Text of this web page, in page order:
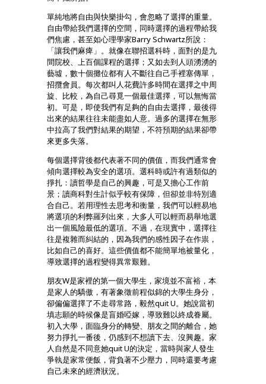
單純地將自由與快樂掛勾，會忽略了選擇的重量。
自由帶給我們選擇的空間，同時選擇的過程帶給我
們焦慮，甚至如心理學家Barry Schwartz所說：
「讓我們麻痺」。就像在聯招選科時，面對的是九
間院校、上百個課程的選擇；又如去到人頭湧湧的
藝墟，數十個攤位都有人不斷往自己手裡塞傳單，
招攬會員。每次都叫人花費許多時間在選擇之中周
旋、比較，為自己尋覓一個最佳選擇，可以無悔當
初。可是，即使我們有足夠的自由去選擇，最後得
出來的結果往往未能盡如人意。過多的選擇在無形
中拉高了我們對結果的期望，不符預期的結果卻帶
來更多失落。
每個選擇背後都代表著不同的價值，而我們通常會
傾向選擇較為安全的選項。選科時或許有過類似的
掙扎：讀哲學是自己的興趣，可是又擔心工作前
景；讀商科對生計似乎較有保障，但卻並非特別適
合自己。若用理性去思考和衡量，我們可以輕易地
將選項的利弊羅列出來，大多人可以輕而易舉地選
出一個風險最低的選項。不過，在現實中，選擇往
往是複雜而糾結的，因為我們的感性因子在作祟，
比如自己的喜好。這些價值都不能簡單地被量化，
導致選擇的過程變得異常艱難。
朋友W是家裡的第一個大學生，家境並不富裕，本
是家人的驕傲，有著象徵前程似錦的大學生身分，
卻偏偏選擇了不走尋常路，毅然quit U。她說當初
填志願的時候像是盲婚啞嫁，導致難以終成眷屬。
初入大學，面臨身分的轉變、朋友之間的離合，她
努力掙扎一番後，仍感到不想讀下去、沒興趣。家
人自然是不同意她quit U的決定，當時與家人發生
爭執是家常便飯，背負著不少壓力，同時還要考慮
自己未來的經濟狀況。